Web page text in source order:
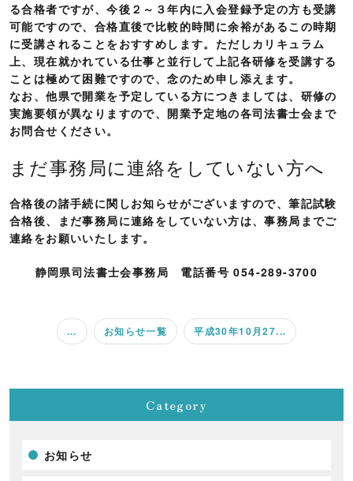
る合格者ですが、今後２～３年内に入会登録予定の方も受講
可能ですので、合格直後で比較的時間に余裕があるこの時期
に受講されることをおすすめします。ただしカリキュラム
上、現在就かれている仕事と並行して上記各研修を受講する
ことは極めて困難ですので、念のため申し添えます。
なお、他県で開業を予定している方につきましては、研修の
実施要領が異なりますので、開業予定地の各司法書士会まで
お問合せください。
まだ事務局に連絡をしていない方へ
合格後の諸手続に関しお知らせがございますので、筆記試験
合格後、まだ事務局に連絡をしていない方は、事務局までご
連絡をお願いいたします。
静岡県司法書士会事務局 電話番号 054-289-3700
... お知らせ一覧 平成30年10月27...
Category
お知らせ